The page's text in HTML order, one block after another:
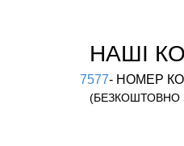
НАШІ
7577- НОМЕР
(БЕЗКОШТОВНО